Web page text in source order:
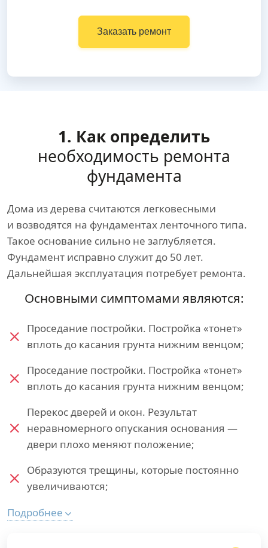
Заказать ремонт
1. Как определить
необходимость ремонта
фундамента
Дома из дерева считаются легковесными
и возводятся на фундаментах ленточного типа.
Такое основание сильно не заглубляется.
Фундамент исправно служит до 50 лет.
Дальнейшая эксплуатация потребует ремонта.
Основными симптомами являются:
Проседание постройки. Постройка «тонет»
вплоть до касания грунта нижним венцом;
Проседание постройки. Постройка «тонет»
вплоть до касания грунта нижним венцом;
Перекос дверей и окон. Результат
неравномерного опускания основания —
двери плохо меняют положение;
Образуются трещины, которые постоянно
увеличиваются;
Подробнее